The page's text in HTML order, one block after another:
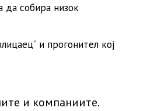
да собира низок
и прогонител кој
и компаниите.